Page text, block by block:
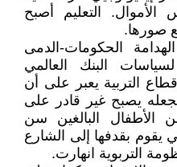
الأموال. التعليم أصبح
صورها.
الحكومات-الدمى
البنك العالمي
التربية يعبر على أن
يصبح غير قادر على
الأطفال البالغين سن
يقوم بقدفها إلى الشارع
التربوية انهارت.